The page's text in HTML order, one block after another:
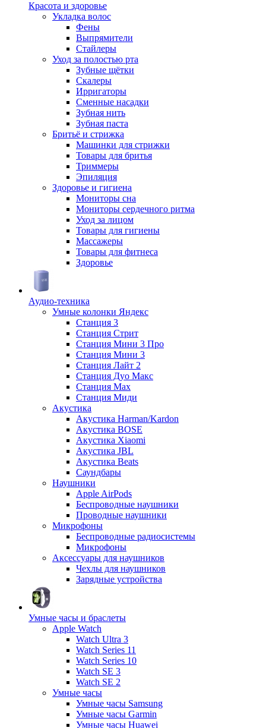
Красота и здоровье
Укладка волос
Фены
Выпрямители
Стайлеры
Уход за полостью рта
Зубные щётки
Скалеры
Ирригаторы
Сменные насадки
Зубная нить
Зубная паста
Бритьё и стрижка
Машинки для стрижки
Товары для бритья
Триммеры
Эпиляция
Здоровье и гигиена
Мониторы сна
Мониторы сердечного ритма
Уход за лицом
Товары для гигиены
Массажеры
Товары для фитнеса
Здоровье
Аудио-техника
Умные колонки Яндекс
Станция 3
Станция Стрит
Станция Мини 3 Про
Станция Мини 3
Станция Лайт 2
Станция Дуо Макс
Станция Max
Станция Миди
Акустика
Акустика Harman/Kardon
Акустика BOSE
Акустика Xiaomi
Акустика JBL
Акустика Beats
Саундбары
Наушники
Apple AirPods
Беспроводные наушники
Проводные наушники
Микрофоны
Беспроводные радиосистемы
Микрофоны
Аксессуары для наушников
Чехлы для наушников
Зарядные устройства
Умные часы и браслеты
Apple Watch
Watch Ultra 3
Watch Series 11
Watch Series 10
Watch SE 3
Watch SE 2
Умные часы
Умные часы Samsung
Умные часы Garmin
Умные часы Huawei